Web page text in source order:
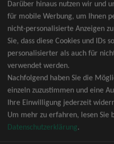
TOP-Events
André Rieu Tickets
David Garrett Tickets
Andrea Berg Tickets
Backstreet Boys Tickets
Unheilig Tickets
Santiano Tickets
Darüber hinaus nutzen wir und
für mobile Werbung, um Ihnen
nicht-personalisierte Anzeigen
Sie, dass diese Cookies und IDs
personalisierter als auch für
verwendet werden.
Nachfolgend haben Sie die
einzeln zuzustimmen und eine
Ihre Einwilligung jederzeit
Um mehr zu erfahren, lesen Sie
Datenschutzerklärung.